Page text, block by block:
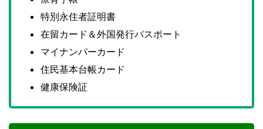
特別永住者証明書
在留カード＆外国発行パスポート
マイナンバーカード
住民基本台帳カード
健康保険証